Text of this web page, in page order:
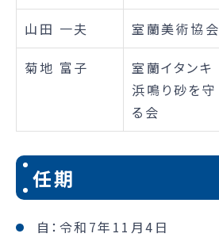
山田 一夫 室蘭美術協会
菊地 富子
室蘭イタンキ
浜鳴り砂を守
る会
任期
自：令和7年11月4日